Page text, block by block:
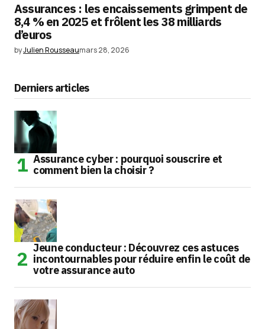
Assurances : les encaissements grimpent de
8,4 % en 2025 et frôlent les 38 milliards
d’euros
byJulien Rousseaumars 28, 2026
Derniers articles
Assurance cyber : pourquoi souscrire et
comment bien la choisir ?
Jeune conducteur : Découvrez ces astuces
incontournables pour réduire enfin le coût de
votre assurance auto